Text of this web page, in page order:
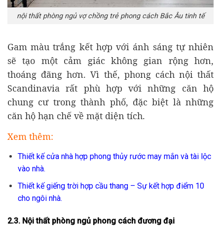
nội thất phòng ngủ vợ chồng trẻ phong cách Bắc Âu tinh tế
Gam màu trắng kết hợp với ánh sáng tự nhiên
sẽ tạo một cảm giác không gian rộng hơn,
thoáng đãng hơn. Vì thế, phong cách nội thất
Scandinavia rất phù hợp với những căn hộ
chung cư trong thành phố, đặc biệt là những
căn hộ hạn chế về mặt diện tích.
Xem thêm:
Thiết kế cửa nhà hợp phong thủy rước may mắn và tài lộc
vào nhà.
Thiết kế giếng trời hợp cầu thang – Sự kết hợp điểm 10
cho ngôi nhà.
2.3. Nội thất phòng ngủ phong cách đương đại